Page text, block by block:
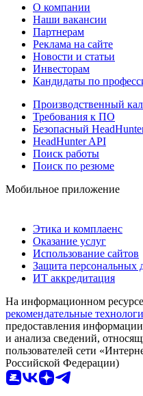
О компании
Наши вакансии
Партнерам
Реклама на сайте
Новости и статьи
Инвесторам
Кандидаты по
Производственный
Требования к ПО
Безопасный
HeadHunter API
Поиск работы
Поиск по резюме
Мобильное приложение
Этика и комплаенс
Оказание услуг
Использование сайтов
Защита персональных
ИТ аккредитация
На информационном
рекомендательные
предоставления
и анализа сведений,
пользователей сети
Российской Федерации)